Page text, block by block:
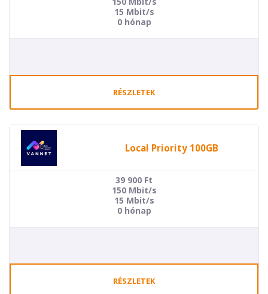
15 Mbit/s
0 hónap
RÉSZLETEK
Local Priority 100GB
39 900 Ft
150 Mbit/s
15 Mbit/s
0 hónap
RÉSZLETEK